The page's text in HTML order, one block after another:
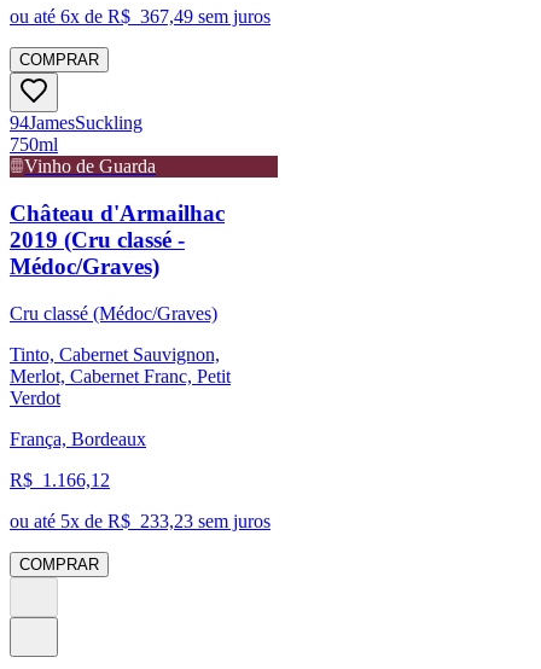
ou até 6x de R$ 367,49 sem juros
COMPRAR
94JamesSuckling
750ml
Vinho de Guarda
Château d'Armailhac
2019 (Cru classé -
Médoc/Graves)
Cru classé (Médoc/Graves)
Tinto, Cabernet Sauvignon,
Merlot, Cabernet Franc, Petit
Verdot
França, Bordeaux
R$ 1.166,12
ou até 5x de R$ 233,23 sem juros
COMPRAR